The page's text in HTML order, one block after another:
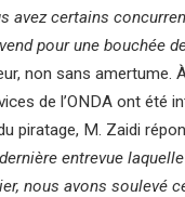
avez certains
pour une bouchée
non sans amertume.
de l’ONDA ont été
piratage, M. Zaidi
entrevue
nous avons soulevé